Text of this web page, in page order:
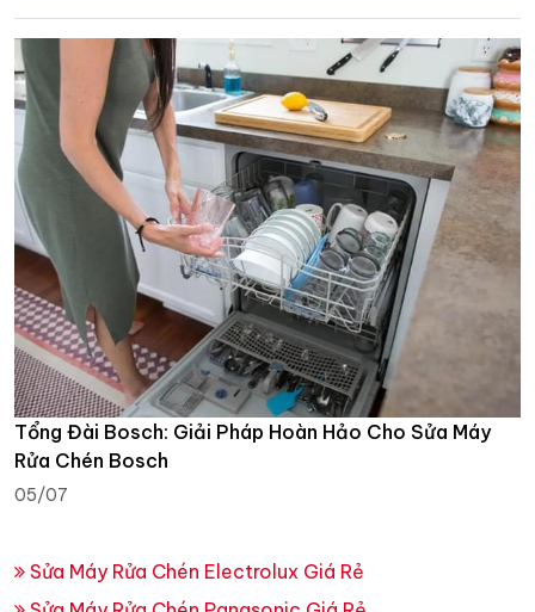
Tổng Đài Bosch: Giải Pháp Hoàn Hảo Cho Sửa Máy
Rửa Chén Bosch
05/07
Sửa Máy Rửa Chén Electrolux Giá Rẻ